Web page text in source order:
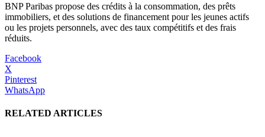
BNP Paribas propose des crédits à la consommation, des prêts
immobiliers, et des solutions de financement pour les jeunes actifs
ou les projets personnels, avec des taux compétitifs et des frais
réduits.
Facebook
X
Pinterest
WhatsApp
RELATED ARTICLES